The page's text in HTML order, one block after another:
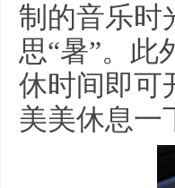
制的音乐时
思“暑”。此
休时间即可
美美休息一